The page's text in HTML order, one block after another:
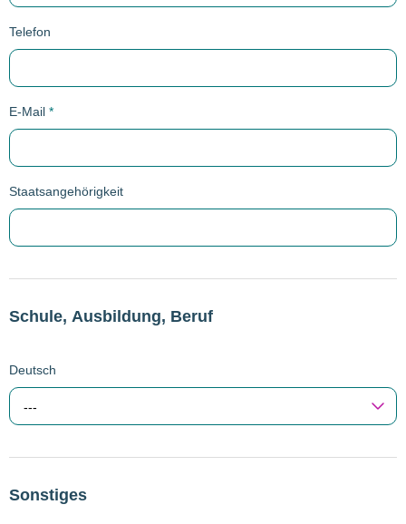
Telefon
E-Mail *
Staatsangehörigkeit
Schule, Ausbildung, Beruf
Deutsch
---
Sonstiges